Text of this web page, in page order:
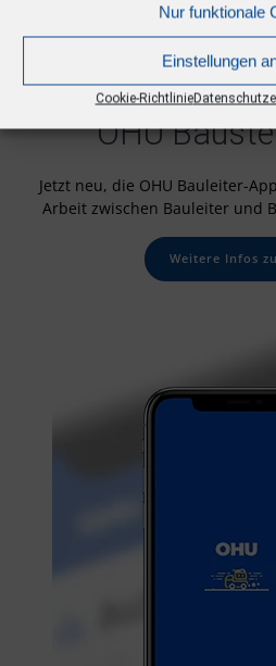
Nur funktionale
Einstellungen
Cookie-Richtlinie
#ohu
OHU
Jetzt neu, die OHU Bauleiter-
Arbeit zwischen Bauleiter und
Weitere Infos